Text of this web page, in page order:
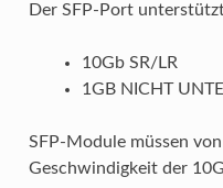
Der SFP-Port
10Gb SR/LR
1GB NICHT
SFP-Module müssen
Geschwindigkeit der